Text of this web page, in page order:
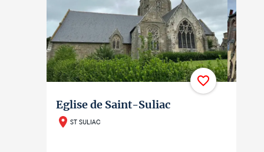
Eglise de Saint-Suliac
ST SULIAC